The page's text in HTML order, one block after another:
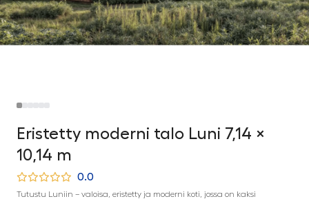
Eristetty moderni talo Luni 7,14 ×
10,14 m
0.0
Tutustu Luniin – valoisa, eristetty ja moderni koti, jossa on kaksi